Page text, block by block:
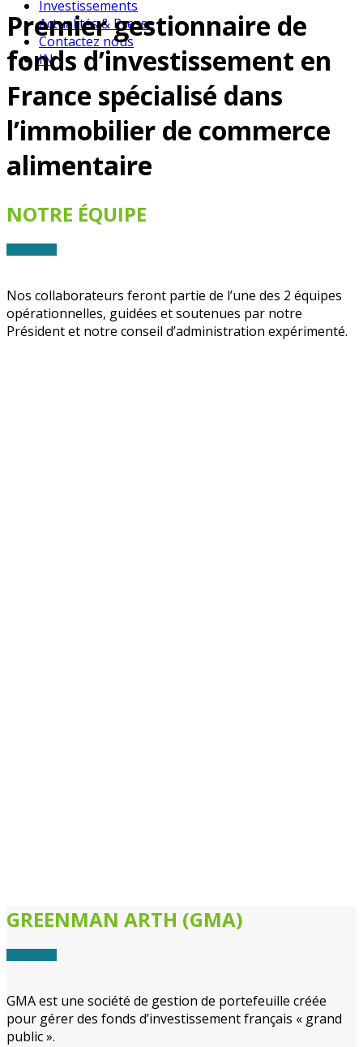
Investissements
Actualités & Presse
Contactez nous
IN
Premier gestionnaire de
fonds d’investissement en
France spécialisé dans
l’immobilier de commerce
alimentaire
NOTRE ÉQUIPE
Nos collaborateurs feront partie de l’une des 2 équipes
opérationnelles, guidées et soutenues par notre
Président et notre conseil d’administration expérimenté.
GREENMAN ARTH (GMA)
GMA est une société de gestion de portefeuille créée
pour gérer des fonds d’investissement français « grand
public ».